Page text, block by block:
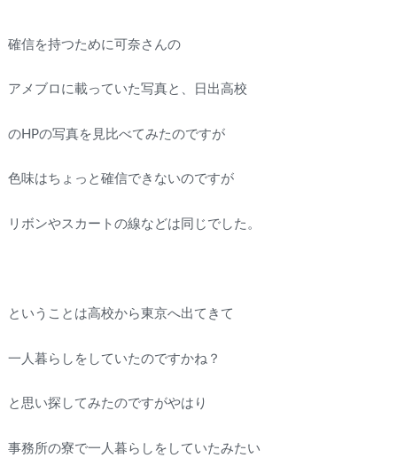
確信を持つために可奈さんの
アメブロに載っていた写真と、日出高校
のHPの写真を見比べてみたのですが
色味はちょっと確信できないのですが
リボンやスカートの線などは同じでした。
ということは高校から東京へ出てきて
一人暮らしをしていたのですかね？
と思い探してみたのですがやはり
事務所の寮で一人暮らしをしていたみたい